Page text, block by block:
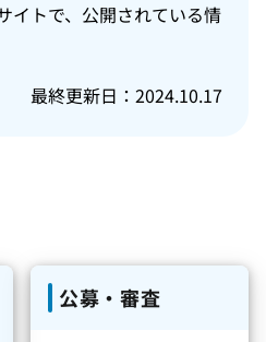
イトで、公開されている情
最終更新日：2024.10.17
公募・審査